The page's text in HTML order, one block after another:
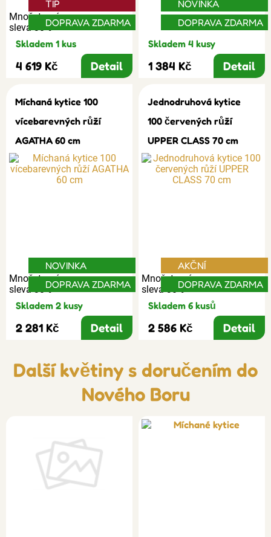
Množstevní
sleva 30%
TIP
DOPRAVA ZDARMA
Skladem 1 kus
4 619 Kč Detail
NOVINKA
DOPRAVA ZDARMA
Skladem 4 kusy
1 384 Kč Detail
Míchaná kytice 100
vícebarevných růží
AGATHA 60 cm
Množstevní
sleva 30%
NOVINKA
DOPRAVA ZDARMA
Skladem 2 kusy
2 281 Kč Detail
Jednodruhová kytice
100 červených růží
UPPER CLASS 70 cm
Množstevní
sleva 30%
AKČNÍ
DOPRAVA ZDARMA
Skladem 6 kusů
2 586 Kč Detail
Další květiny s doručením do
Nového Boru